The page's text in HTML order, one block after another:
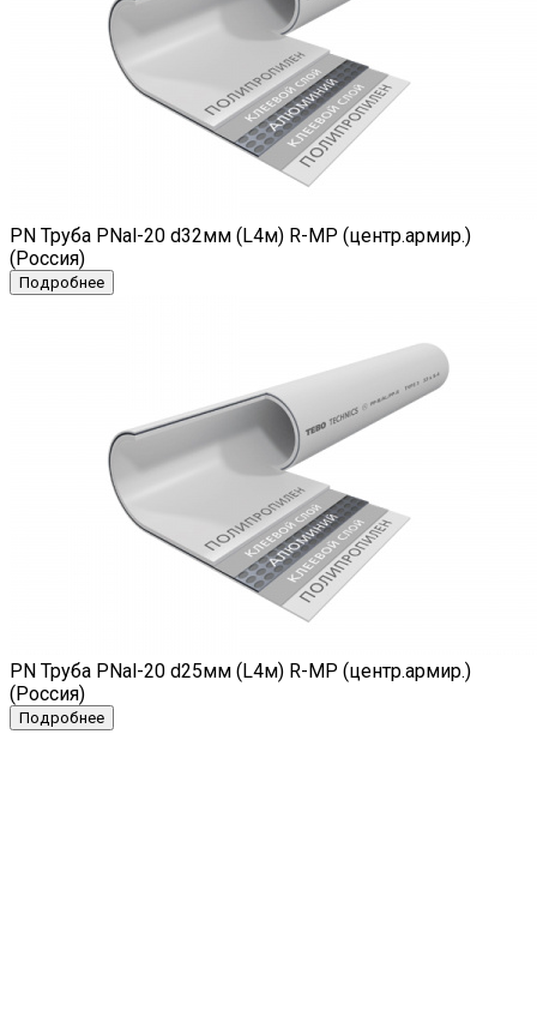
PN Труба PNal-20 d32мм (L4м) R-MP (центр.армир.)
(Россия)
PN Труба PNal-20 d25мм (L4м) R-MP (центр.армир.)
(Россия)